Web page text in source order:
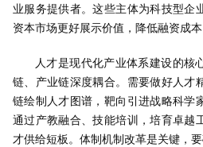
业服务提供者。这些主体为科技型企
资本市场更好展示价值，降低融资成本
人才是现代化产业体系建设的核
链、产业链深度耦合。需要做好人才
链绘制人才图谱，靶向引进战略科学
通过产教融合、技能培训，培育卓越
才供给短板。体制机制改革是关键，